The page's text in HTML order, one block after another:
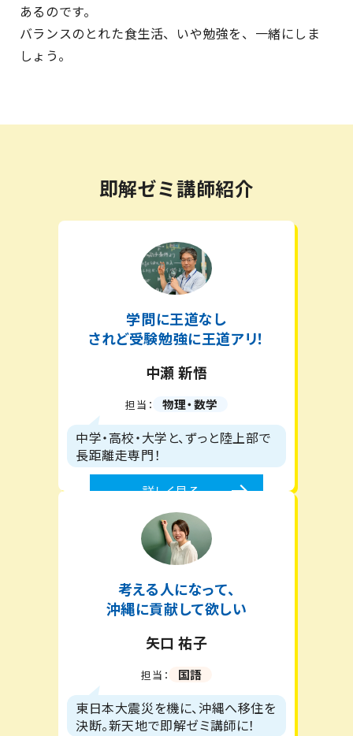
あるのです。
バランスのとれた食生活、いや勉強を、一緒にしま
しょう。
即解ゼミ講師紹介
学問に王道なし
されど受験勉強に王道アリ！
中瀬 新悟
担当： 物理・数学
中学・高校・大学と、ずっと陸上部で
長距離走専門！
詳しく見る
考える人になって、
沖縄に貢献して欲しい
矢口 祐子
担当： 国語
東日本大震災を機に、沖縄へ移住を
決断。新天地で即解ゼミ講師に！